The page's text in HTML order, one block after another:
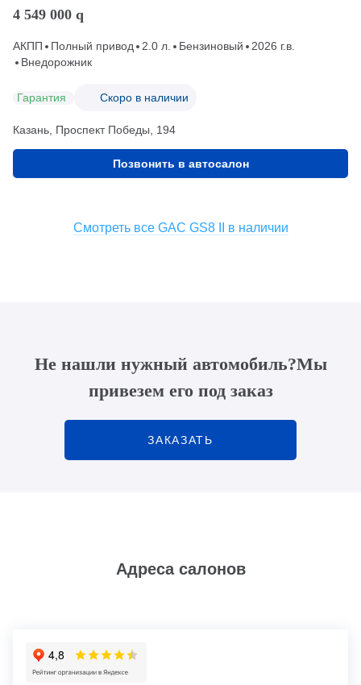
4 549 000 q
АКПП Полный привод 2.0 л. Бензиновый
2026 г.в.
Внедорожник
Гарантия Скоро в наличии
Казань, Проспект Победы, 194
Позвонить в автосалон
Смотреть все GAC GS8 II в наличии
Не нашли нужный автомобиль?Мы
привезем его под заказ
ЗАКАЗАТЬ
Адреса салонов